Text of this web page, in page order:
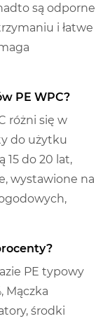
są odporne
i łatwe
PE WPC?
różni się w
do użytku
do 20 lat,
wystawione na
PE typowy
Mączka
środki